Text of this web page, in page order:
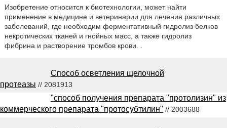
Изобретение относится к биотехнологии, может найти
применение в медицине и ветеринарии для лечения различных
заболеваний, где необходим ферментативный гидролиз белков
некротических тканей и гнойных масс, а также гидролиз
фибрина и растворение тромбов крови. .
Способ осветления щелочной
протеазы // 2081913
"способ получения препарата "протолизин" из
коммерческого препарата "протосубтилин" // 2003688